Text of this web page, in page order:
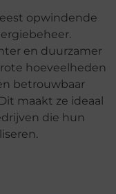
opwindende
en duurzamer
hoeveelheden
betrouwbaar
maakt ze ideaal
die hun